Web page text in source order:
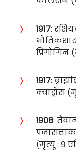
〉 १९१७:
प्रिगोगिन
〉 १९१७:
क्वाड्रोस
〉 १९०८:
(मृत्यू : ९